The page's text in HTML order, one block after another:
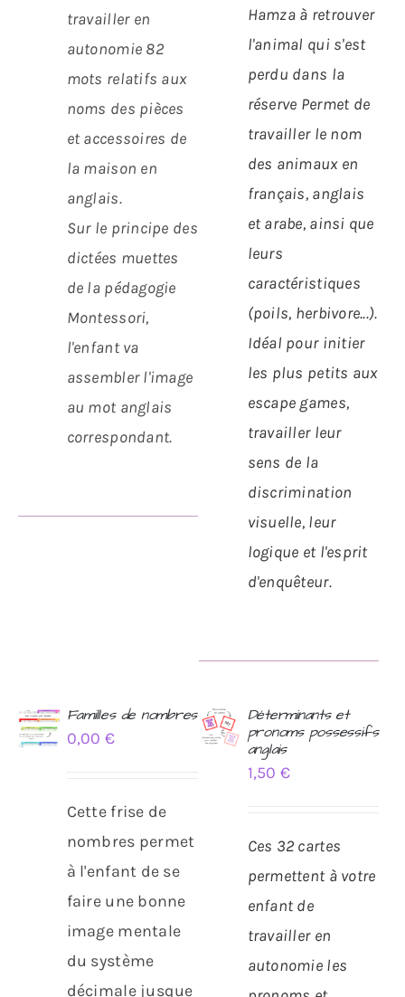
travailler en
autonomie 82
mots relatifs aux
noms des pièces
et accessoires de
la maison en
anglais.
Sur le principe des
dictées muettes
de la pédagogie
Montessori,
l'enfant va
assembler l'image
au mot anglais
correspondant.
Hamza à retrouver
l'animal qui s'est
perdu dans la
réserve Permet de
travailler le nom
des animaux en
français, anglais
et arabe, ainsi que
leurs
caractéristiques
(poils, herbivore...).
Idéal pour initier
les plus petits aux
escape games,
travailler leur
sens de la
discrimination
visuelle, leur
logique et l'esprit
d'enquêteur.
AJOUTER
DÉTAILS
Familles de nombres
0,00€
Cette frise de
nombres permet
à l'enfant de se
faire une bonne
image mentale
du système
décimale jusque
AJOUTER
Déterminants et
pronoms possessifs
anglais
1,50 €
Ces 32 cartes
permettent à votre
enfant de
travailler en
autonomie les